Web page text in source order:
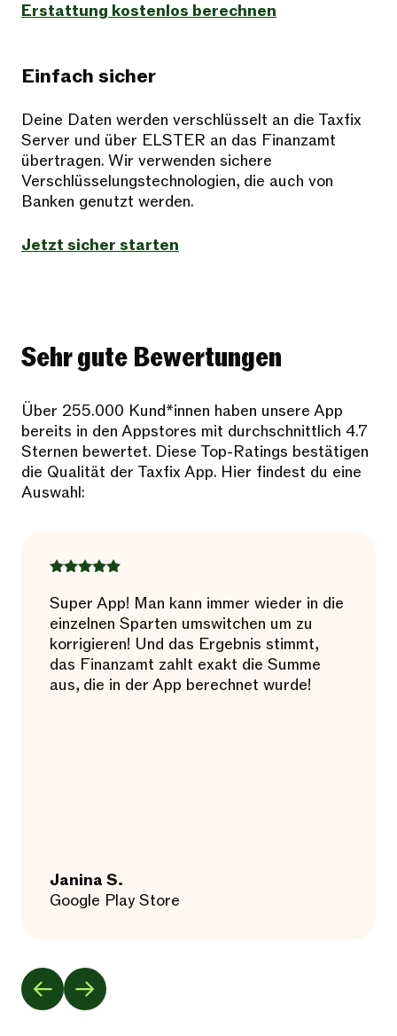
Erstattung kostenlos berechnen
Einfach sicher
Deine Daten werden verschlüsselt an die Taxfix
Server und über ELSTER an das Finanzamt
übertragen. Wir verwenden sichere
Verschlüsselungstechnologien, die auch von
Banken genutzt werden.
Jetzt sicher starten
Sehr gute Bewertungen
Über 255.000 Kund*innen haben unsere App
bereits in den Appstores mit durchschnittlich 4.7
Sternen bewertet. Diese Top-Ratings bestätigen
die Qualität der Taxfix App. Hier findest du eine
Auswahl:
Super App! Man kann immer wieder in die
einzelnen Sparten umswitchen um zu
korrigieren! Und das Ergebnis stimmt,
das Finanzamt zahlt exakt die Summe
aus, die in der App berechnet wurde!
Janina S.
Google Play Store